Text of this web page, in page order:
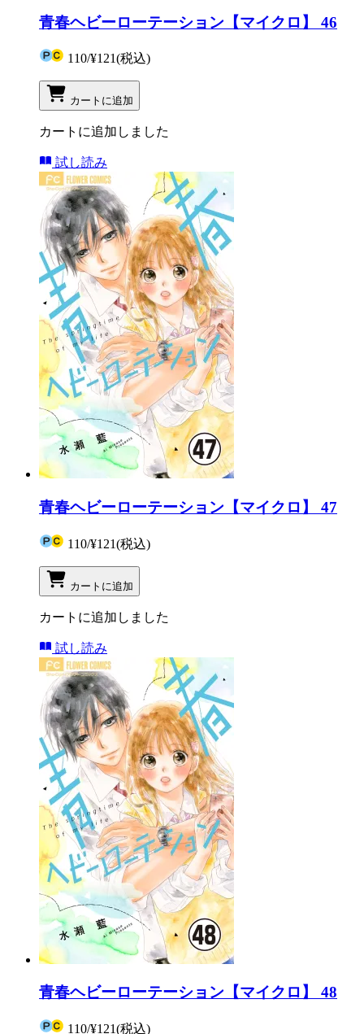
青春ヘビーローテーション【マイクロ】 46
110/¥121(税込)
カートに追加
カートに追加しました
試し読み
青春ヘビーローテーション【マイクロ】 47
110/¥121(税込)
カートに追加
カートに追加しました
試し読み
青春ヘビーローテーション【マイクロ】 48
110/¥121(税込)